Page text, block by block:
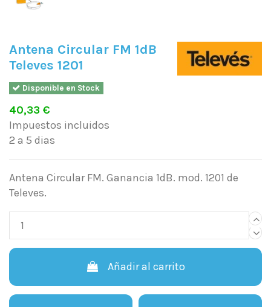
Antena Circular FM 1dB
Televes 1201
Disponible en Stock
40,33 €
Impuestos incluidos
2 a 5 dias
Antena Circular FM. Ganancia 1dB. mod. 1201 de
Televes.
Añadir al carrito